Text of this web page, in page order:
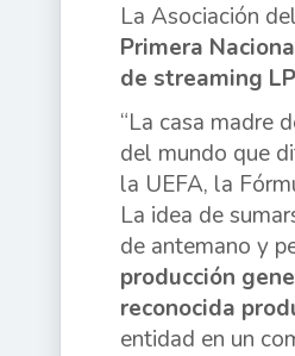
La Asociación
Primera
de streaming
“La casa madre
del mundo que
la UEFA, la
La idea de
de antemano y
producción
reconocida
entidad en un